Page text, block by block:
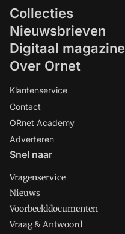
Collecties
Nieuwsbrieven
Digitaal magazine
Over Ornet
Klantenservice
Contact
ORnet Academy
Adverteren
Snel naar
Vragenservice
Nieuws
Voorbeelddocumenten
Vraag & Antwoord